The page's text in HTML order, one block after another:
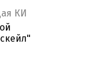
КИ